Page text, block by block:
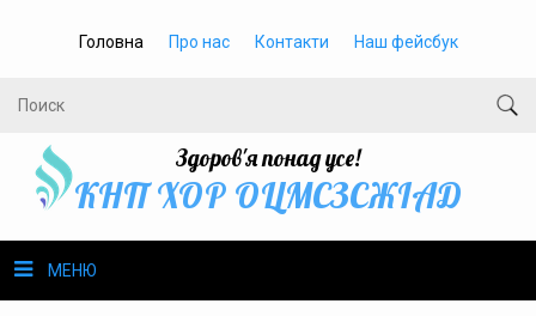
Головна Про нас Контакти Наш фейсбук
Здоров'я понад усе!
КНП ХОР ОЦМСЗСЖIАД
МЕНЮ